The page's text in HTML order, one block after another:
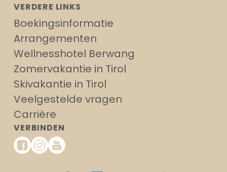
VERDERE LINKS
Boekingsinformatie
Arrangementen
Wellnesshotel Berwang
Zomervakantie in Tirol
Skivakantie in Tirol
Veelgestelde vragen
Carrière
VERBINDEN